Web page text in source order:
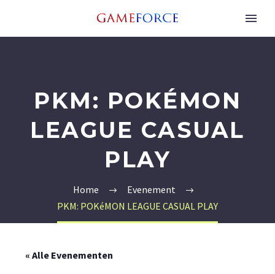
PKM: POKÉMON
LEAGUE CASUAL
PLAY
Home
Evenement
PKM: POKéMON LEAGUE CASUAL PLAY
« Alle Evenementen